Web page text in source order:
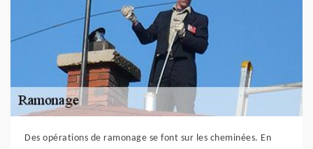
Des opérations de ramonage se font sur les cheminées. En